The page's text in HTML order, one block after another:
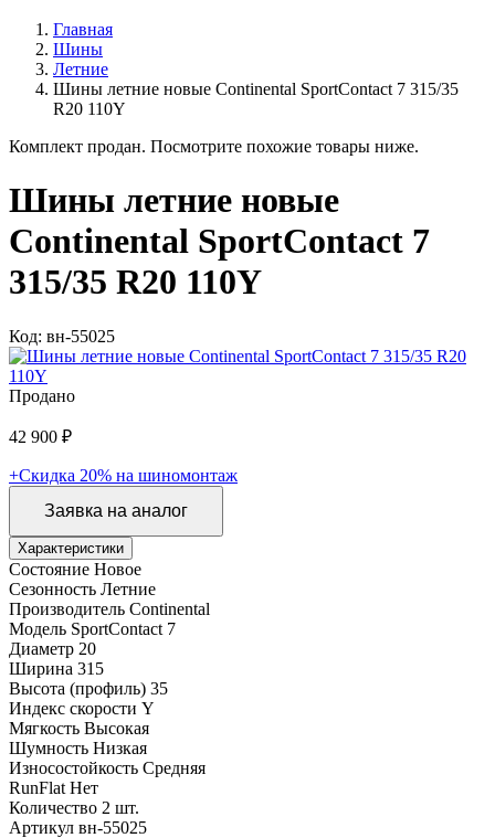
Главная
Шины
Летние
Шины летние новые Continental SportContact 7 315/35
R20 110Y
Комплект продан. Посмотрите похожие товары ниже.
Шины летние новые
Continental SportContact 7
315/35 R20 110Y
Код: вн-55025
Продано
42 900 ₽
+Скидка 20% на шиномонтаж
Заявка на аналог
Характеристики
Состояние Новое
Сезонность Летние
Производитель Continental
Модель SportContact 7
Диаметр 20
Ширина 315
Высота (профиль) 35
Индекс скорости Y
Мягкость Высокая
Шумность Низкая
Износостойкость Средняя
RunFlat Нет
Количество 2 шт.
Артикул вн-55025